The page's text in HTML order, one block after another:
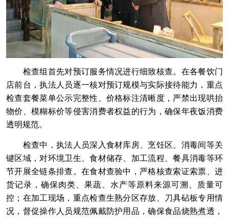
检查组首先对预订服务情况进行细致核查。在各餐饮门
店前台，执法人员逐一核对预订规模与实际接待能力，重点
检查套餐菜单公示完整性、价格标注清晰度，严禁出现哄抬
物价、模糊标价等侵害消费者权益的行为，确保年夜饭消费
透明规范。
检查中，执法人员深入食材库房、烹饪区、消毒间等关
键区域，对环境卫生、食材储存、加工流程、餐具消毒等环
节开展全链条排查。在食材查验中，严格核查索证索票、进
货记录，确保肉类、果蔬、水产等原料来源可溯、质量可
控；在加工现场，重点检查生熟分区存放、刀具砧板专用情
况，督促操作人员规范佩戴防护用品，确保食品烧熟煮透，